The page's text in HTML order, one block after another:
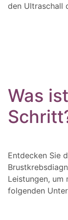
den Ultraschall
Was
Entdecken Sie
Leistungen, um
folgenden